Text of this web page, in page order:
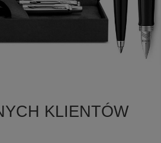
KLIENTÓW